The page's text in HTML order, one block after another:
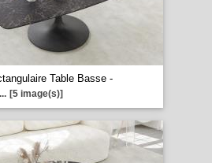
Table Basse -
... [5 image(s)]